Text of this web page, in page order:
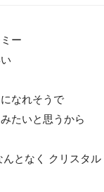
ー
なれそうで
たいと思うから
となく クリスタル